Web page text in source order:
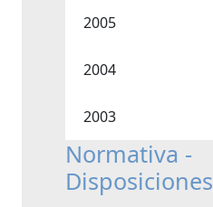
2005
2004
2003
Normativa -
Disposiciones